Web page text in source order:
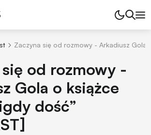
Zaczyna się od rozmowy - Arkadiusz Gola
się od rozmowy -
Gola o książce
dość”